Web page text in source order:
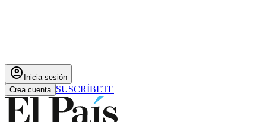
account_circle Inicia sesión
Crea cuenta SUSCRÍBETE